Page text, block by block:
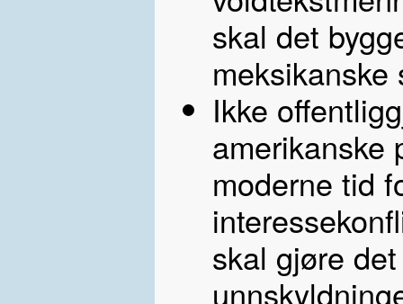
skal det
Ikke
amerikanske
moderne tid
skal gjøre